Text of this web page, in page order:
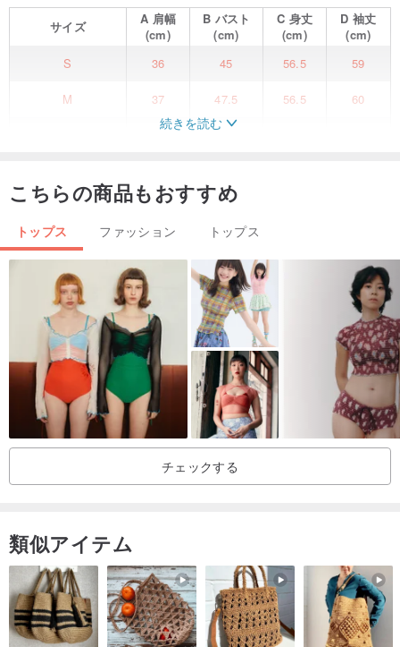
サイズ A 肩幅
(cm)
B バスト
(cm)
C 身丈
(cm)
D袖丈
(cm)
S
36 45 56.5 59
M 37 47.5 56.5 60
38 50
コレクションの色合いは、暖色系を基調としています。
朝焼けの淡いピンク、太陽が放つピーチがかったオレンジの輝きを
メインに、早朝の空を思わせるグレーがかったブルーのトーンを合
わせています。
朝露のしずくや、たなびく雲のラインといったインスピレーション
を、21AWのデザインに落とし込みました。
また、私たちは目覚めの時に纏うローブを再構築し、より洗練され
たファッションアイテムへと昇華させました。これにより、デザイ
閉塞感の漂う2021年に、
清らかで、やさしく、新しい風を届けたい。
Clear/Soft/New
続きを読む
こちらの商品もおすすめ
トップス ファッション トップス
チェックする
類似アイテム